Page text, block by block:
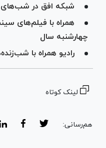
شبکه افق در شب‌های
همراه با فیلم‌های
چهارشنبه سال
رادیو همراه با
لینک کوتاه
هم‌رسانی: